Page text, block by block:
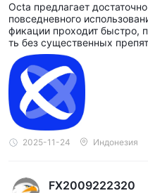
Octa предлагает
повседневного
фикации проходит быстро,
ть без существенных
2025-11-24 Индонезия
FX2009222320